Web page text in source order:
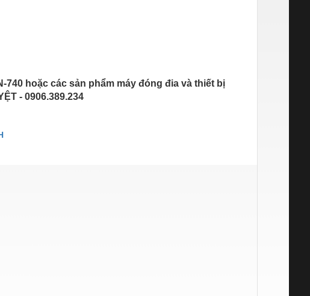
hoặc các sản phẩm máy đóng đia và thiết bị
- 0906.389.234